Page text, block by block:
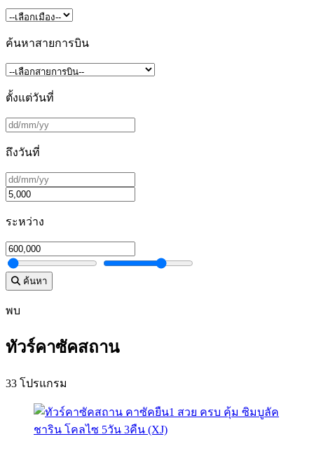
ค้นหาสายการบิน
ตั้งแต่วันที่
ถึงวันที่
ระหว่าง
ค้นหา
พบ
ทัวร์คาซัคสถาน
33 โปรแกรม